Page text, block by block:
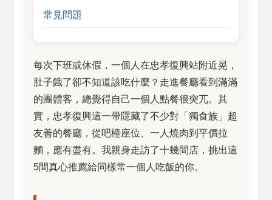
常見問題
每次下班或休假，一個人在忠孝復興站附近晃，
肚子餓了卻不知道該吃什麼？走進餐廳看到滿滿
的團體客，總覺得自己一個人點餐很突兀。其
實，忠孝復興這一帶隱藏了不少對「獨食族」超
友善的餐廳，從吧檯座位、一人燒肉到平價拉
麵，應有盡有。我親身走訪了十幾間店，挑出這
5間真心推薦給同樣常一個人吃飯的你。